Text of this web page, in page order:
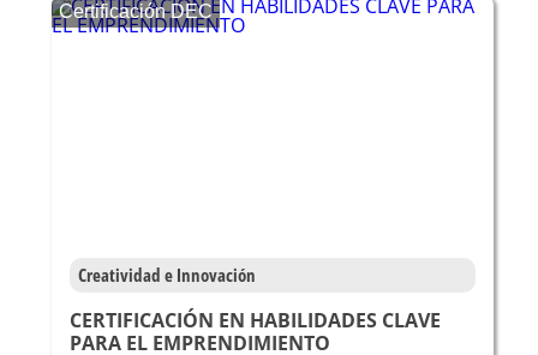
Certificación DEC
Creatividad e Innovación
CERTIFICACIÓN EN HABILIDADES CLAVE
PARA EL EMPRENDIMIENTO